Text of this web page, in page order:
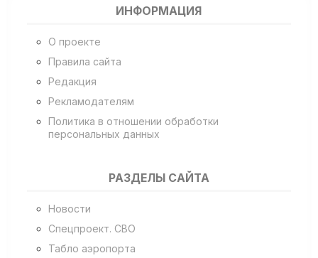
ИНФОРМАЦИЯ
О проекте
Правила сайта
Редакция
Рекламодателям
Политика в отношении обработки
персональных данных
РАЗДЕЛЫ САЙТА
Новости
Спецпроект. СВО
Табло аэропорта